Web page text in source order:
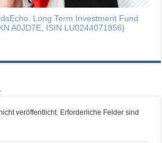
Long Term Investment Fund
A0JD7E, ISIN LU0244071956)
veröffentlicht. Erforderliche Felder sind